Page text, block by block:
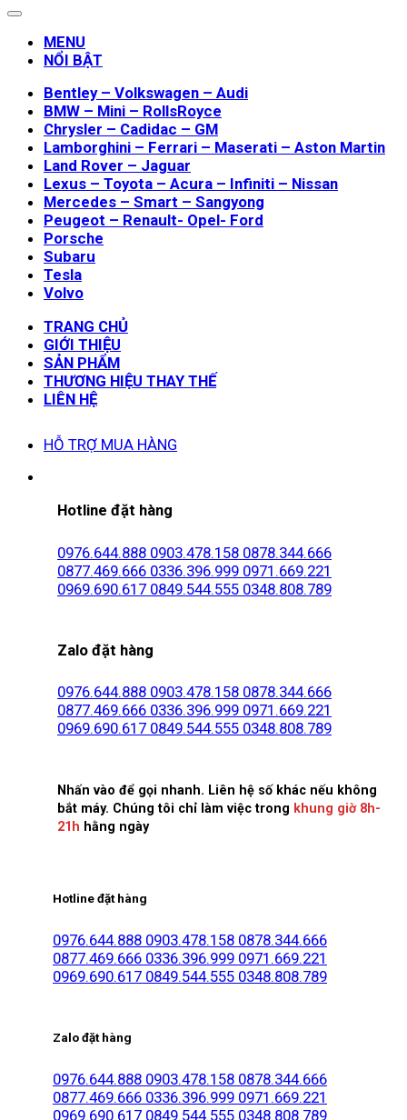
MENU
NỔI BẬT
Bentley – Volkswagen – Audi
BMW – Mini – RollsRoyce
Chrysler – Cadidac – GM
Lamborghini – Ferrari – Maserati – Aston Martin
Land Rover – Jaguar
Lexus – Toyota – Acura – Infiniti – Nissan
Mercedes – Smart – Sangyong
Peugeot – Renault- Opel- Ford
Porsche
Subaru
Tesla
Volvo
TRANG CHỦ
GIỚI THIỆU
SẢN PHẨM
THƯƠNG HIỆU THAY THẾ
LIÊN HỆ
HỖ TRỢ MUA HÀNG
Hotline đặt hàng
0976.644.888 0903.478.158 0878.344.666
0877.469.666 0336.396.999 0971.669.221
0969.690.617 0849.544.555 0348.808.789
Zalo đặt hàng
0976.644.888 0903.478.158 0878.344.666
0877.469.666 0336.396.999 0971.669.221
0969.690.617 0849.544.555 0348.808.789
Nhấn vào để gọi nhanh. Liên hệ số khác nếu không
bắt máy. Chúng tôi chỉ làm việc trong khung giờ 8h-
21h hằng ngày
Hotline đặt hàng
0976.644.888 0903.478.158 0878.344.666
0877.469.666 0336.396.999 0971.669.221
0969.690.617 0849.544.555 0348.808.789
Zalo đặt hàng
0976.644.888 0903.478.158 0878.344.666
0877.469.666 0336.396.999 0971.669.221
0969.690.617 0849.544.555 0348.808.789